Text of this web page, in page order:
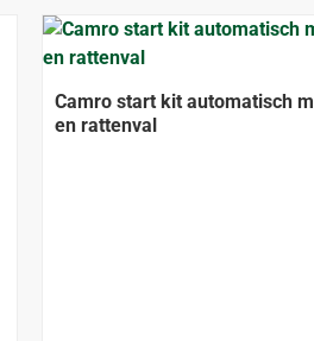
Camro start kit automatisch
en rattenval